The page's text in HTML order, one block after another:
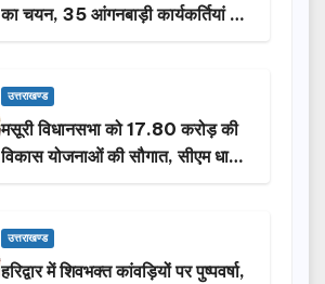
का चयन, 35 आंगनबाड़ी कार्यकर्तियां भी
होंगी सम्मानित…
उत्तराखण्ड
मसूरी विधानसभा को 17.80 करोड़ की
विकास योजनाओं की सौगात, सीएम धामी
ने किया लोकार्पण-शिलान्यास.
उत्तराखण्ड
हरिद्वार में शिवभक्त कांवड़ियों पर पुष्पवर्षा,